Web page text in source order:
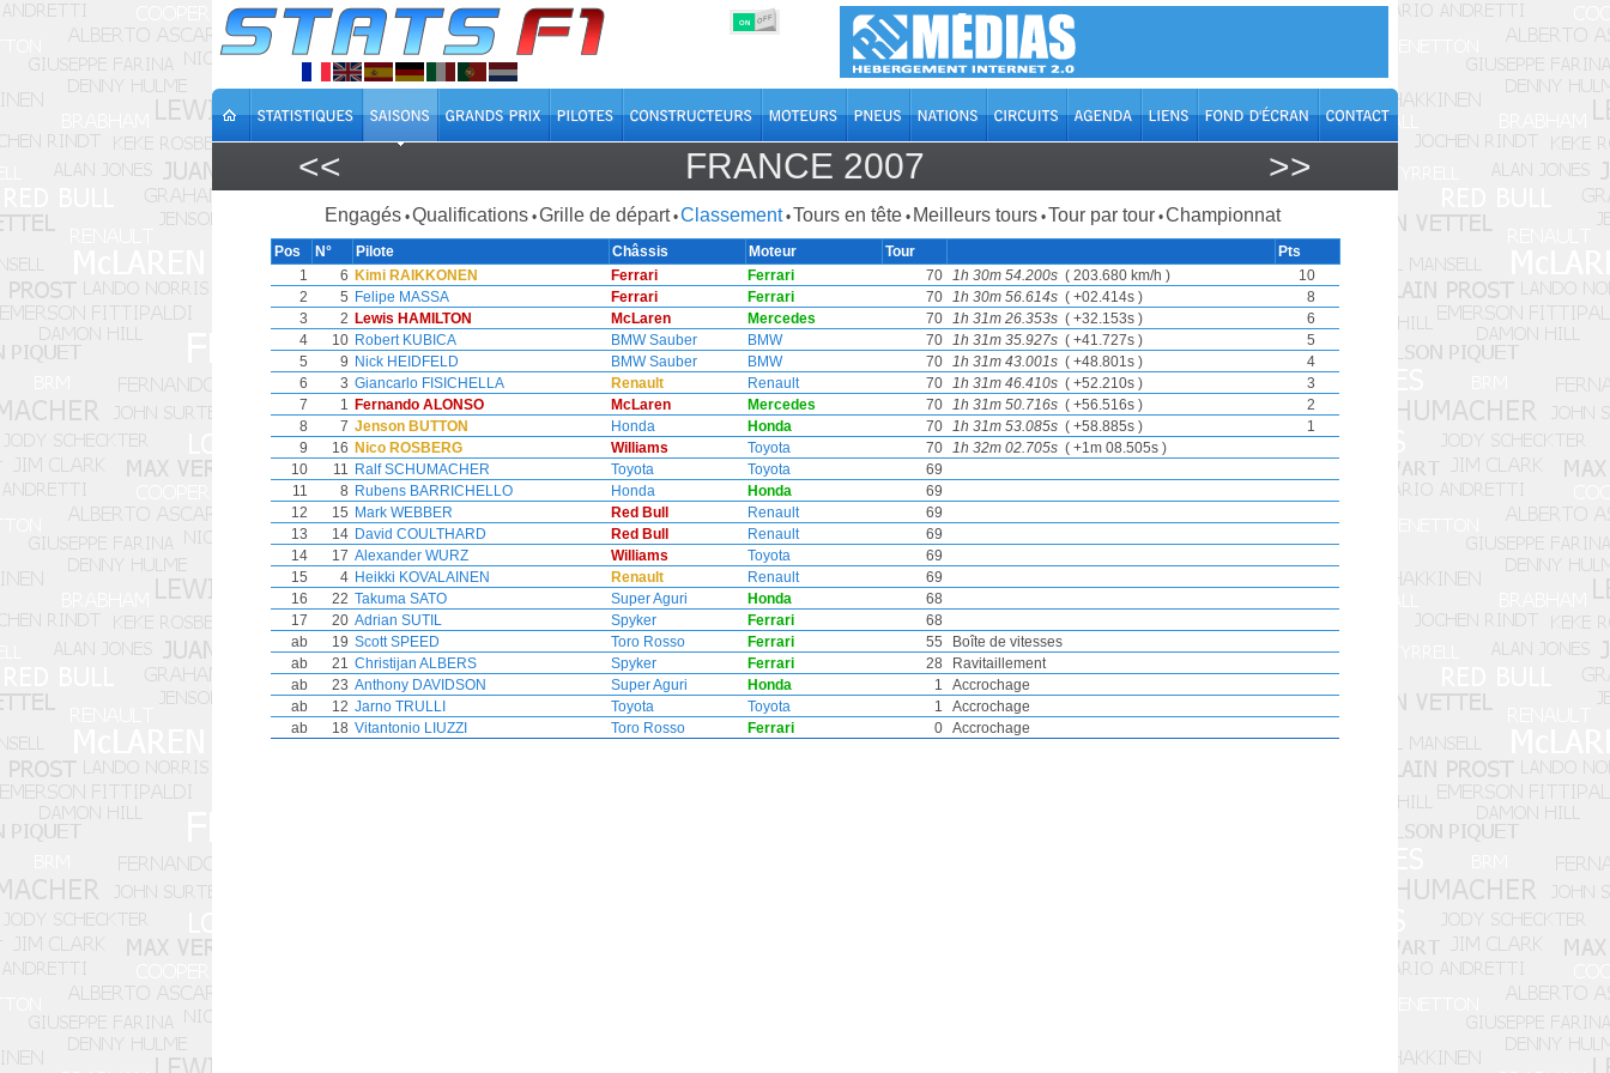
ON OFF
<< FRANCE 2007 >>
Engagés •Qualifications •Grille de départ •Classement •Tours en tête • Meilleurs tours •Tour par tour •Championnat
Pos N° Pilote Châssis Moteur Tour
Pts
1
6 Kimi RAIKKONEN Ferrari Ferrari 70 1h 30m 54.200s( 203.680 km/h )
10
2
5 Felipe MASSA Ferrari Ferrari 70 1h 30m 56.614s( +02.414s )
8
3
2 Lewis HAMILTON McLaren Mercedes 70 1h 31m 26.353s( +32.153s )
6
4
10 Robert KUBICA BMW Sauber BMW 70 1h 31m 35.927s( +41.727s )
5
5
9 Nick HEIDFELD BMW Sauber BMW 70 1h 31m 43.001s( +48.801s )
4
6
3 Giancarlo FISICHELLA Renault Renault 70 1h 31m 46.410s( +52.210s )
3
7
1 Fernando ALONSO McLaren Mercedes 70 1h 31m 50.716s( +56.516s )
2
8
7 Jenson BUTTON Honda Honda 70 1h 31m 53.085s( +58.885s )
1
9
16 Nico ROSBERG Williams Toyota 70 1h 32m 02.705s( +1m 08.505s )
10
11 Ralf SCHUMACHER Toyota Toyota
69
11
8 Rubens BARRICHELLO Honda Honda
69
12
15 Mark WEBBER Red Bull Renault
69
13
14 David COULTHARD Red Bull Renault
69
14
17 Alexander WURZ Williams Toyota
69
15
4 Heikki KOVALAINEN Renault Renault
69
16
22 Takuma SATO Super Aguri Honda
68
17
20 Adrian SUTIL Spyker Ferrari
68
ab
19 Scott SPEED Toro Rosso Ferrari 55
Boîte de vitesses
ab
21 Christijan ALBERS Spyker Ferrari 28
Ravitaillement
ab
23 Anthony DAVIDSON Super Aguri Honda 1
Accrochage
ab
12 Jarno TRULLI Toyota Toyota 1
Accrochage
ab
18 Vitantonio LIUZZI Toro Rosso Ferrari 0 Accrochage